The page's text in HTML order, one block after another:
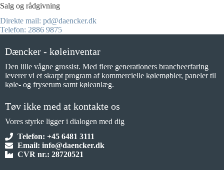
Salg og rådgivning
Direkte mail: pd@daencker.dk
Telefon: 2886 9875
Dæncker - køleinventar
Den lille vågne grossist. Med flere generationers brancheerfaring
leverer vi et skarpt program af kommercielle kølemøbler, paneler til
køle- og fryserum samt køleanlæg.
Tøv ikke med at kontakte os
Vores styrke ligger i dialogen med dig
Telefon: +45 6481 3111
Email: info@daencker.dk
CVR nr.: 28720521